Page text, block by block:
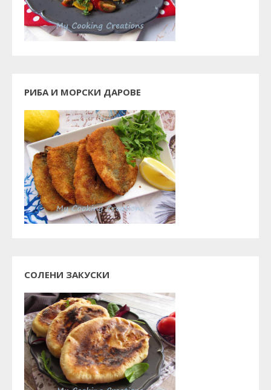
РИБА И МОРСКИ ДАРОВЕ
СОЛЕНИ ЗАКУСКИ